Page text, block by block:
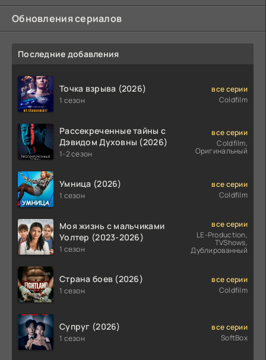
Обновления сериалов
Последние добавления
Точка взрыва (2026)
1 сезон
все серии
Coldfilm
Рассекреченные тайны с
Дэвидом Духовны (2026)
1-2 сезон
все серии
Coldfilm,
Оригинальный
Умница (2026)
1 сезон
все серии
Coldfilm
Моя жизнь с мальчиками
Уолтер (2023-2026)
1 сезон
все серии
LE-Production,
TVShows,
Дублированный
Страна боев (2026)
1 сезон
все серии
Coldfilm
Супруг (2026)
1 сезон
все серии
SoftBox